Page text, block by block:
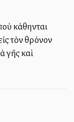
κάθηνται
τὸν θρόνον
γῆς καὶ